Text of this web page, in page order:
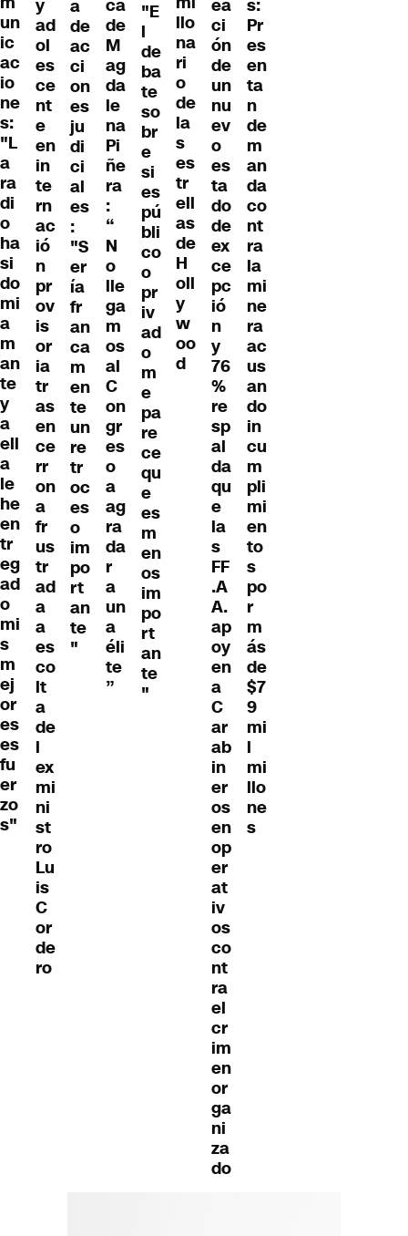
un
ic
ac
io
ne
s:
"L
a
ra
di
o
ha
si
do
mi
a
m
an
te
y
a
ell
a
le
he
en
tr
eg
ad
o
mi
s
m
ej
or
es
es
fu
er
zo
s"
y
ad
ol
es
ce
nt
e
en
in
te
rn
ac
ió
n
pr
ov
is
or
ia
tr
as
en
ce
rr
on
a
fr
us
tr
ad
a
a
es
co
lt
a
de
l
ex
mi
ni
st
ro
Lu
is
C
or
de
ro
a
de
ac
ci
on
es
ju
di
ci
al
es
:
"S
er
ía
fr
an
ca
m
en
te
un
re
tr
oc
es
o
im
po
rt
an
te
"
ca
de
M
ag
da
le
na
Pi
ñe
ra
:
“
N
o
lle
ga
m
os
al
C
on
gr
es
o
a
ag
ra
da
r
a
un
a
éli
te
”
"E
l
de
ba
te
so
br
e
si
es
pú
bli
co
o
pr
iv
ad
o
m
e
pa
re
ce
qu
e
es
m
en
os
im
po
rt
an
te
"
llo
na
ri
o
de
la
s
es
tr
ell
as
de
H
oll
y
w
oo
d
ea
ci
ón
de
un
nu
ev
o
es
ta
do
de
ex
ce
pc
ió
n
y
76
%
re
sp
al
da
qu
e
la
s
FF
.A
A.
ap
oy
en
a
C
ar
ab
in
er
os
en
op
er
at
iv
os
co
nt
ra
el
cr
im
en
or
ga
ni
za
do
s:
Pr
es
en
ta
n
de
m
an
da
co
nt
ra
la
mi
ne
ra
ac
us
an
do
in
cu
m
pli
mi
en
to
s
po
r
m
ás
de
$7
9
mi
l
mi
llo
ne
s